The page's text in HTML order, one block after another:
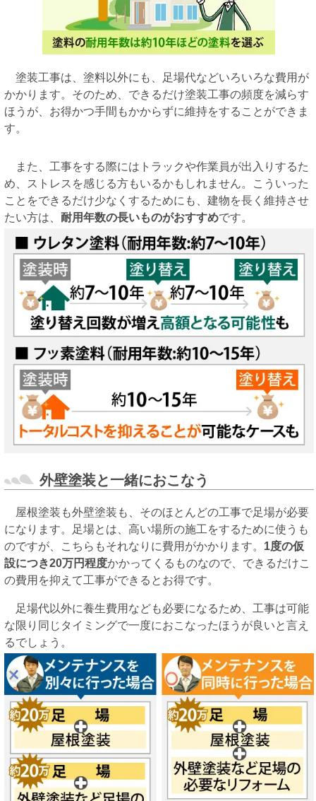
塗装工事は、塗料以外にも、足場代などいろいろな費用が
かかります。そのため、できるだけ塗装工事の頻度を減らす
ほうが、お得かつ手間もかからずに維持をすることができま
す。
また、工事をする際にはトラックや作業員が出入りするた
め、ストレスを感じる方もいるかもしれません。こういった
ことをできるだけ少なくするためにも、建物を長く維持させ
たい方は、 耐用年数の長いものがおすすめです。
外壁塗装と一緒におこなう
屋根塗装も外壁塗装も、そのほとんどの工事で足場が必要
になります。足場とは、高い場所の施工をするために使うも
のですが、こちらもそれなりに費用がかかります。 1度の仮
設につき20万円程度かかってくるものなので、できるだけこ
の費用を抑えて工事ができるとお得です。
足場代以外に養生費用なども必要になるため、工事は可能
な限り同じタイミングで一度におこなったほうが良いと言え
るでしょう。